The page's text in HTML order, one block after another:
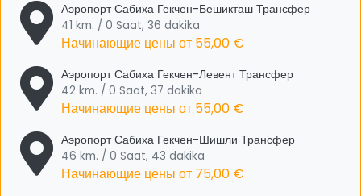
Аэропорт Сабиха Гекчен-Бешикташ Трансфер
41 km. / 0 Saat, 36 dakika
Начинающие цены от 55,00 €
Аэропорт Сабиха Гекчен-Левент Трансфер
42 km. / 0 Saat, 37 dakika
Начинающие цены от 55,00 €
Аэропорт Сабиха Гекчен-Шишли Трансфер
46 km. / 0 Saat, 43 dakika
Начинающие цены от 75,00 €